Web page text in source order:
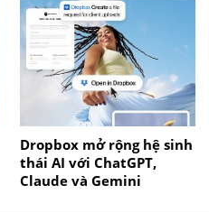
Dropbox mở rộng hệ sinh
thái AI với ChatGPT,
Claude và Gemini